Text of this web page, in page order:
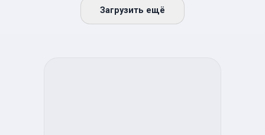
Загрузить ещё